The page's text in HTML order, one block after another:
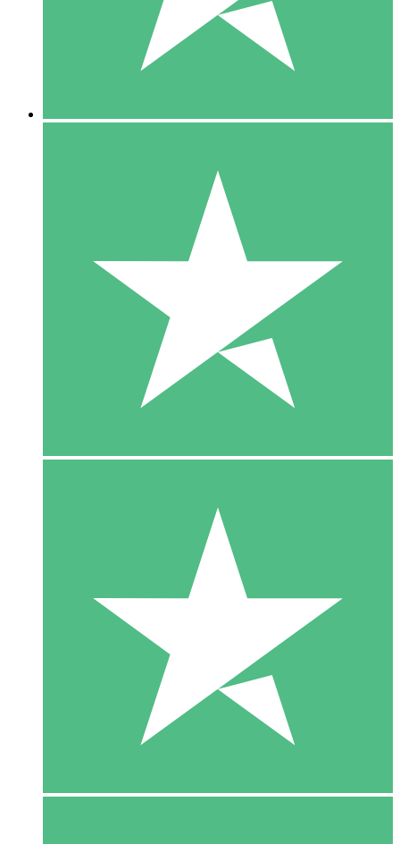
10 00
10 Downloads
20 00